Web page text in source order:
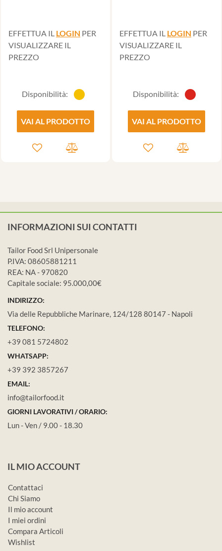
EFFETTUA IL LOGIN PER
VISUALIZZARE IL
PREZZO
Disponibilità:
VAI AL PRODOTTO
EFFETTUA IL LOGIN PER
VISUALIZZARE IL
PREZZO
Disponibilità:
VAI AL PRODOTTO
INFORMAZIONI SUI CONTATTI
Tailor Food Srl Unipersonale
P.IVA: 08605881211
REA: NA - 970820
Capitale sociale: 95.000,00€
INDIRIZZO:
Via delle Repubbliche Marinare, 124/128 80147 - Napoli
TELEFONO:
+39 081 5724802
WHATSAPP:
+39 392 3857267
EMAIL:
info@tailorfood.it
GIORNI LAVORATIVI / ORARIO:
Lun - Ven / 9.00 - 18.30
IL MIO ACCOUNT
Contattaci
Chi Siamo
Il mio account
I miei ordini
Compara Articoli
Wishlist